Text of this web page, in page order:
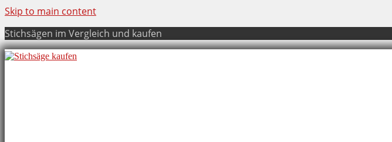
Skip to main content
Stichsägen im Vergleich und kaufen